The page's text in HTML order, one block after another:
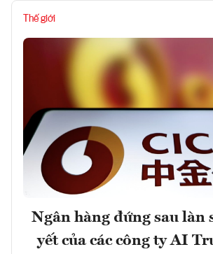
Thế giới
Ngân hàng đứng sau làn
yết của các công ty AI